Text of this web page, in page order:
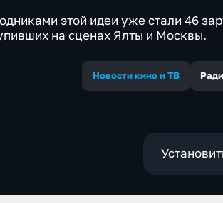
этой идеи уже стали 46
на сценах Ялты и Москвы.
Новости кино и ТВ